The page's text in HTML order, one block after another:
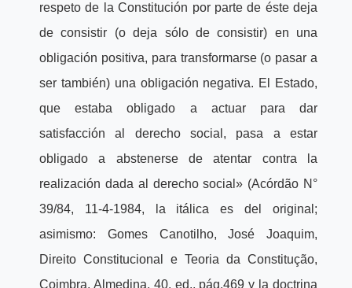
respeto de la Constitución por parte de éste deja
de consistir (o deja sólo de consistir) en una
obligación positiva, para transformarse (o pasar a
ser también) una obligación negativa. El Estado,
que estaba obligado a actuar para dar
satisfacción al derecho social, pasa a estar
obligado a abstenerse de atentar contra la
realización dada al derecho social» (Acórdão N°
39/84, 11-4-1984, la itálica es del original;
asimismo: Gomes Canotilho, José Joaquim,
Direito Constitucional e Teoria da Constitução,
Coimbra, Almedina, 40. ed., pág.469 y la doctrina